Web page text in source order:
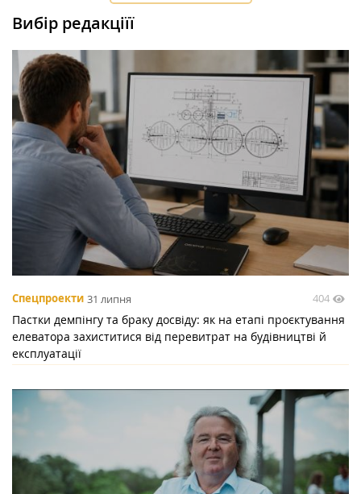
Вибір редакціїї
Спецпроекти 31 липня 404
Пастки демпінгу та браку досвіду: як на етапі проєктування
елеватора захиститися від перевитрат на будівництві й
експлуатації